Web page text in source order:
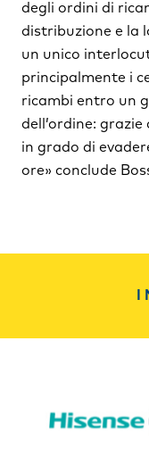
degli ordini di
distribuzione e la
un unico
principalmente i
ricambi entro un
dell’ordine:
in grado di
ore» conclude